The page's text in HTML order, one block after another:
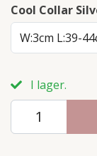
Cool Collar
W:3cm L:39-
I lager.